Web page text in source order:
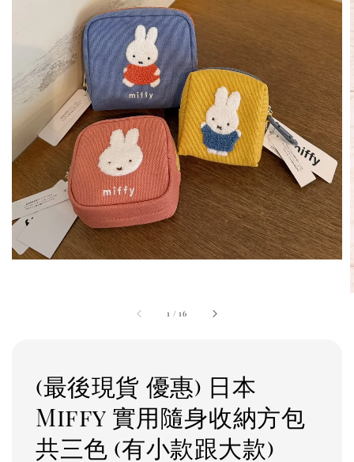
1 /16
(最後現貨 優惠) 日本
Miffy 實用隨身收納方包
共三色 (有小款跟大款)